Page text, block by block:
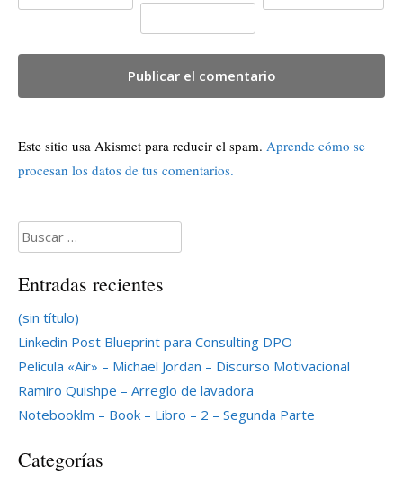
Este sitio usa Akismet para reducir el spam. Aprende cómo se
procesan los datos de tus comentarios.
Buscar:
Entradas recientes
(sin título)
Linkedin Post Blueprint para Consulting DPO
Película «Air» – Michael Jordan – Discurso Motivacional
Ramiro Quishpe – Arreglo de lavadora
Notebooklm – Book – Libro – 2 – Segunda Parte
Categorías